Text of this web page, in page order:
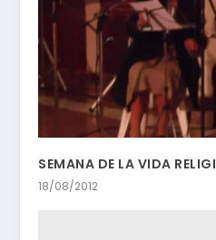
SEMANA DE LA VIDA
18/08/2012